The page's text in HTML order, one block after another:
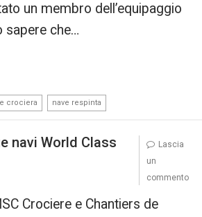
un membro dell’equipaggio
sapere che…
crociera nave respinta
navi World Class
Crociere e Chantiers de
Lascia
un
commento